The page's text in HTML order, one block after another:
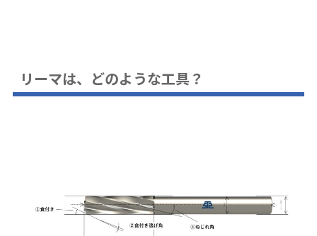
リーマは、どのような工具？